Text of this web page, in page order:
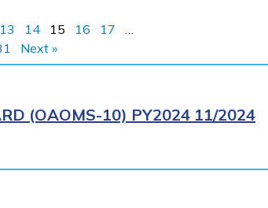
13 14 15 16 17
…
Next »
(OAOMS-10) PY2024 11/2024